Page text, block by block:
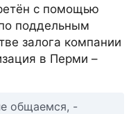
с помощью
поддельным
залога компании
в Перми –
общаемся, -